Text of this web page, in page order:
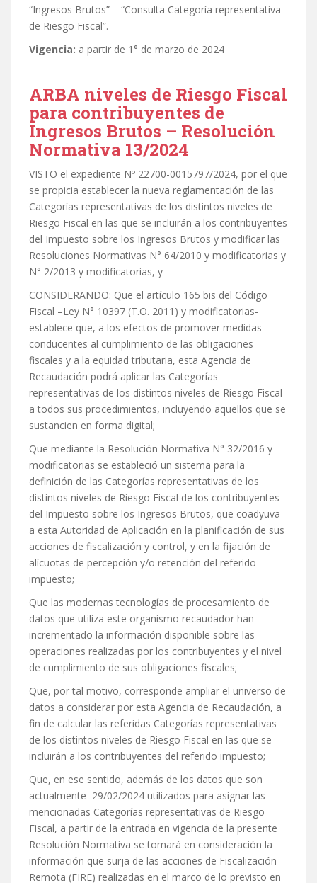
“Ingresos Brutos” – “Consulta Categoría representativa
de Riesgo Fiscal”.
Vigencia: a partir de 1° de marzo de 2024
ARBA niveles de Riesgo Fiscal
para contribuyentes de
Ingresos Brutos – Resolución
Normativa 13/2024
VISTO el expediente Nº 22700-0015797/2024, por el que
se propicia establecer la nueva reglamentación de las
Categorías representativas de los distintos niveles de
Riesgo Fiscal en las que se incluirán a los contribuyentes
del Impuesto sobre los Ingresos Brutos y modificar las
Resoluciones Normativas N° 64/2010 y modificatorias y
N° 2/2013 y modificatorias, y
CONSIDERANDO: Que el artículo 165 bis del Código
Fiscal –Ley N° 10397 (T.O. 2011) y modificatorias-
establece que, a los efectos de promover medidas
conducentes al cumplimiento de las obligaciones
fiscales y a la equidad tributaria, esta Agencia de
Recaudación podrá aplicar las Categorías
representativas de los distintos niveles de Riesgo Fiscal
a todos sus procedimientos, incluyendo aquellos que se
sustancien en forma digital;
Que mediante la Resolución Normativa N° 32/2016 y
modificatorias se estableció un sistema para la
definición de las Categorías representativas de los
distintos niveles de Riesgo Fiscal de los contribuyentes
del Impuesto sobre los Ingresos Brutos, que coadyuva
a esta Autoridad de Aplicación en la planificación de sus
acciones de fiscalización y control, y en la fijación de
alícuotas de percepción y/o retención del referido
impuesto;
Que las modernas tecnologías de procesamiento de
datos que utiliza este organismo recaudador han
incrementado la información disponible sobre las
operaciones realizadas por los contribuyentes y el nivel
de cumplimiento de sus obligaciones fiscales;
Que, por tal motivo, corresponde ampliar el universo de
datos a considerar por esta Agencia de Recaudación, a
fin de calcular las referidas Categorías representativas
de los distintos niveles de Riesgo Fiscal en las que se
incluirán a los contribuyentes del referido impuesto;
Que, en ese sentido, además de los datos que son
actualmente 29/02/2024 utilizados para asignar las
mencionadas Categorías representativas de Riesgo
Fiscal, a partir de la entrada en vigencia de la presente
Resolución Normativa se tomará en consideración la
información que surja de las acciones de Fiscalización
Remota (FIRE) realizadas en el marco de lo previsto en